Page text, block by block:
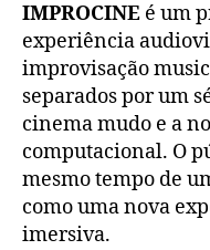
IMPROCINE é um
experiência
improvisação
separados por um
cinema mudo e a
computacional. O
mesmo tempo de
como uma nova
imersiva.